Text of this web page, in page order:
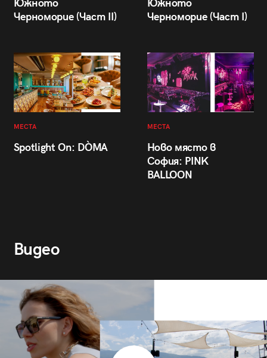
Южното
Черноморие (Част II)
Южното
Черноморие (Част I)
МЕСТА
Spotlight On: DÒMA
МЕСТА
Ново място в
София: PINK
BALLOON
Видео